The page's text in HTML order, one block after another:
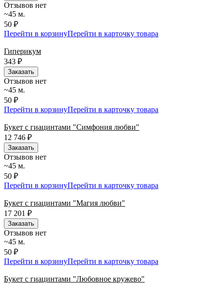
Отзывов нет
~45 м.
50 ₽
Перейти в корзинуПерейти в карточку товара
Гиперикум
343 ₽
Заказать
Отзывов нет
~45 м.
50 ₽
Перейти в корзинуПерейти в карточку товара
Букет с гиацинтами "Симфония любви"
12 746 ₽
Заказать
Отзывов нет
~45 м.
50 ₽
Перейти в корзинуПерейти в карточку товара
Букет с гиацинтами "Магия любви"
17 201
₽
Заказать
Отзывов нет
~45 м.
50 ₽
Перейти в корзинуПерейти в карточку товара
Букет с гиацинтами "Любовное кружево"